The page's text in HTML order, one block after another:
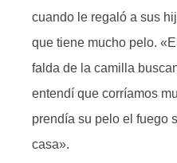
cuando le regaló a sus
que tiene mucho pelo.
falda de la camilla
entendí que corríamos
prendía su pelo el fuego
casa».